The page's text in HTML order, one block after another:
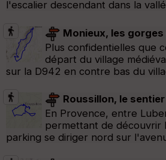
l'escalier descendant dans la
Monieux, les gorges
Plus confidentielles que
départ du village
sur la D942 en contre bas du
Roussillon, le
En Provence, entre
permettant de découvrir
parking se diriger nord sur